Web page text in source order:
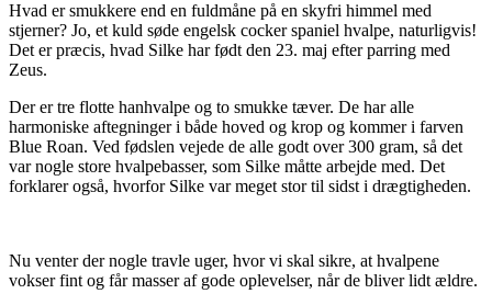
Hvad er smukkere end en fuldmåne på en skyfri himmel med
stjerner? Jo, et kuld søde engelsk cocker spaniel hvalpe, naturligvis!
Det er præcis, hvad Silke har født den 23. maj efter parring med
Zeus.
Der er tre flotte hanhvalpe og to smukke tæver. De har alle
harmoniske aftegninger i både hoved og krop og kommer i farven
Blue Roan. Ved fødslen vejede de alle godt over 300 gram, så det
var nogle store hvalpebasser, som Silke måtte arbejde med. Det
forklarer også, hvorfor Silke var meget stor til sidst i drægtigheden.
Nu venter der nogle travle uger, hvor vi skal sikre, at hvalpene
vokser fint og får masser af gode oplevelser, når de bliver lidt ældre.